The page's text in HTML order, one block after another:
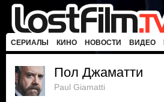
СЕРИАЛЫ КИНО НОВОСТИ ВИДЕО
Пол Джаматти
Paul Giamatti